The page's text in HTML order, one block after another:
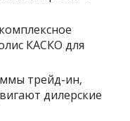
КАСКО для
трейд-ин‚
дилерские